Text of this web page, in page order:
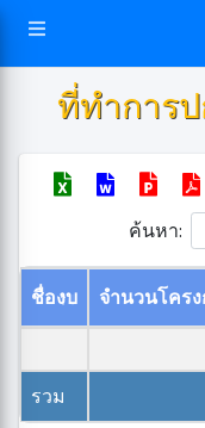
ที่ทำการ
ค้นหา:
ชื่องบ จำนวนโครง
รวม